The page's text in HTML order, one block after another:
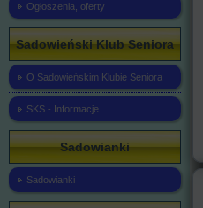
Ogłoszenia, oferty
Sadowieński Klub Seniora
O Sadowieńskim Klubie Seniora
SKS - Informacje
Sadowianki
Sadowianki